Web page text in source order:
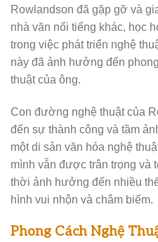
Rowlandson đã gặp gỡ và
nhà văn nổi tiếng khác, học
trong việc phát triển nghệ
này đã ảnh hưởng đến
thuật của ông.
Con đường nghệ thuật của
đến sự thành công và tầm
một di sản văn hóa nghệ
mình vẫn được trân trọng và
thời ảnh hưởng đến nhiều
hình vui nhộn và châm biếm.
Phong Cách Nghệ